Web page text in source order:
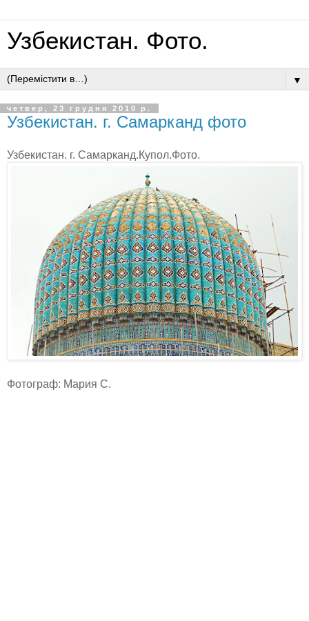
Узбекистан. Фото.
▼
четвер, 23 грудня 2010 р.
Узбекистан. г. Самарканд фото
Узбекистан. г. Самарканд.Купол.Фото.
Фотограф: Мария С.